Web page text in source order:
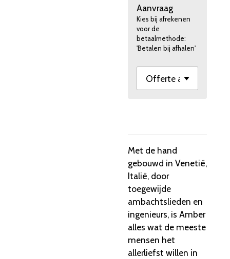
Aanvraag
Kies bij afrekenen
voor de
betaalmethode:
'Betalen bij afhalen'
Met de hand
gebouwd in Venetië,
Italië, door
toegewijde
ambachtslieden en
ingenieurs, is Amber
alles wat de meeste
mensen het
allerliefst willen in